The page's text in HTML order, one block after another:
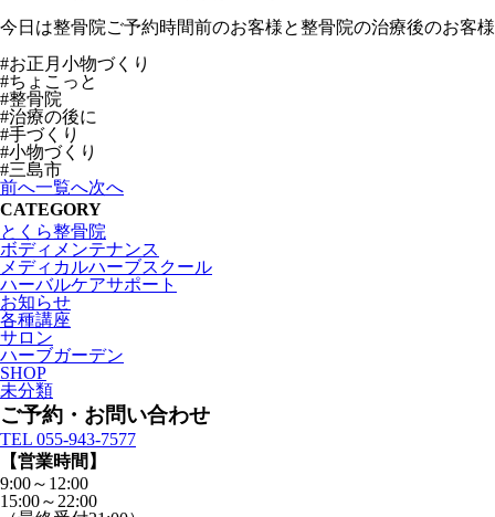
今日は整骨院ご予約時間前のお客様と整骨院の治療後のお客
#お正月小物づくり
#ちょこっと
#整骨院
#治療の後に
#手づくり
#小物づくり
#三島市
前へ一覧へ次へ
CATEGORY
とくら整骨院
ボディメンテナンス
メディカルハーブスクール
ハーバルケアサポート
お知らせ
各種講座
サロン
ハーブガーデン
SHOP
未分類
ご予約・お問い合わせ
TEL 055-943-7577
【営業時間】
9:00～12:00
15:00～22:00